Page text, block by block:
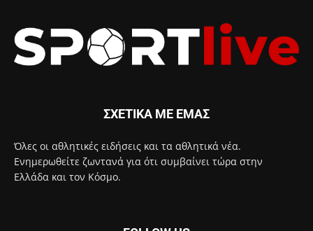
ΣΧΕΤΙΚΑ ΜΕ ΕΜΑΣ
Όλες οι αθλητικές ειδήσεις και τα αθλητικά νέα.
Ενημερωθείτε ζωντανά για ότι συμβαίνει τώρα στην
Ελλάδα και τον Κόσμο.